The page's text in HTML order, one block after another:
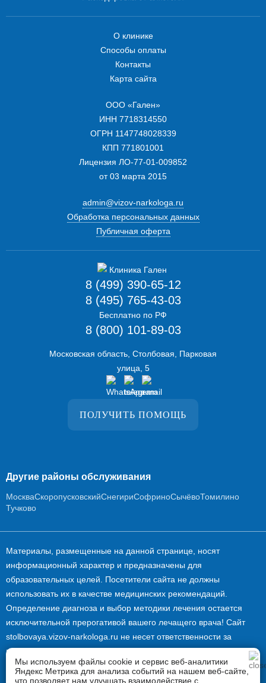
8 (499) 390-65-12
8 (495) 765-43-03
Бесплатно по РФ
8 (800) 101-89-03
ПОЛУЧИТЬ ПОМОЩЬ
Московская область, Столбовая, Парковая
улица, 5
О клинике
Способы оплаты
Контакты
Карта сайта
ООО «Гален»
ИНН 7718314550
ОГРН 1147748028339
КПП 771801001
Лицензия ЛО-77-01-009852
от 03 марта 2015
admin@vizov-narkologa.ru
Обработка персональных данных
Публичная оферта
Другие районы обслуживания
МоскваСкоропусковскийСнегириСофриноСычёвоТомилино
Тучково
Материалы, размещенные на данной странице, носят
информационный характер и предназначены для
образовательных целей. Посетители сайта не должны
использовать их в качестве медицинских рекомендаций.
Определение диагноза и выбор методики лечения остается
исключительной прерогативой вашего лечащего врача! Сайт
stolbovaya.vizov-narkologa.ru не несет ответственности за
возможные негативные последствия, возникшие в результате
использования размещенной на нем информации.
Информация и цены, представленные на сайте, не являются
Мы используем файлы cookie и сервис веб-аналитики
Яндекс Метрика для анализа событий на нашем веб-сайте,
что позволяет нам улучшать взаимодействие с